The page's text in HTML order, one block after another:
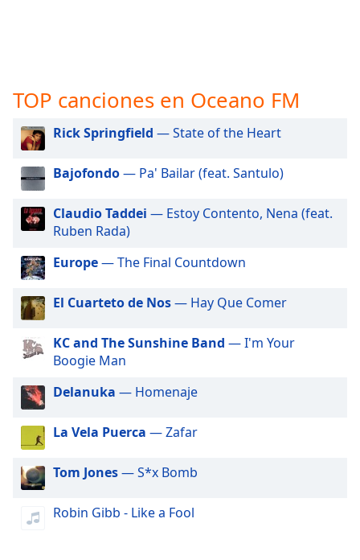
settings
subtitles
off
selected
Track
in-
Picture
This
modal
Beginning
dialog
window.
Escape
cancel
TOP canciones en Oceano FM
Rick Springfield — State of the Heart
Bajofondo— Pa' Bailar (feat. Santulo)
Claudio Taddei — Estoy Contento, Nena (feat.
Ruben Rada)
Europe— The Final Countdown
El Cuarteto de Nos— Hay Que Comer
KC and The Sunshine Band — I'm Your
Boogie Man
Delanuka — Homenaje
La Vela Puerca — Zafar
Tom Jones— S*x Bomb
Robin Gibb - Like a Fool